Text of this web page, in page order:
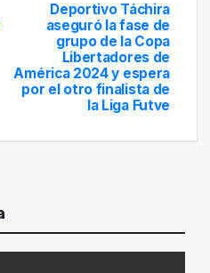
Deportivo Táchira
aseguró la fase de
grupo de la Copa
Libertadores de
América 2024 y espera
por el otro finalista de
la Liga Futve